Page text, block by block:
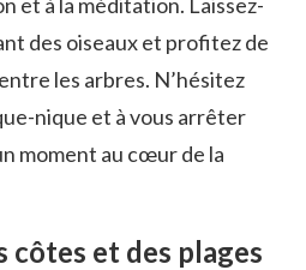
des oiseaux et profitez de
​les arbres. N’hésitez
nique et à vous arrêter
moment ⁢au cœur ⁢de la
côtes et des plages